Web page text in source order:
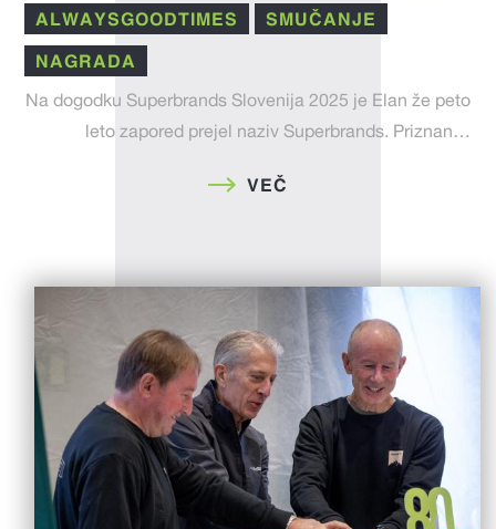
ZA INOVACIJE, TRADICIJO IN KAKOVOST
ALWAYSGOODTIMES SMUČANJE
NAGRADA
Na dogodku Superbrands Slovenija 2025 je Elan že peto
leto zapored prejel naziv Superbrands. Priznan…
VEČ